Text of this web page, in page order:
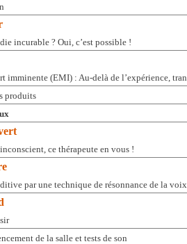
incurable ? Oui, c’est possible !
imminente (EMI) : Au-delà de l’expérience,
produits
ce thérapeute en vous !
par une technique de résonnance de la voix
de la salle et tests de son